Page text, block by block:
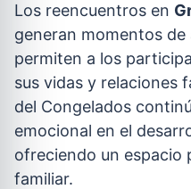
Los reencuentros en
generan momentos
permiten a los
sus vidas y relaciones
del Congelados
emocional en el
ofreciendo un espacio
familiar.